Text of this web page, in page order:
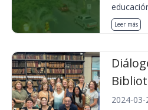
Leer más
2024-03-